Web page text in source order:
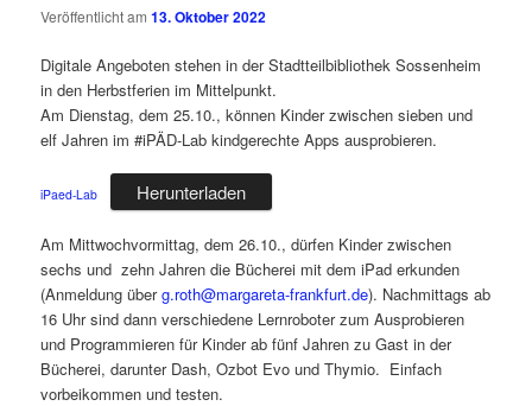
Veröffentlicht am13. Oktober 2022
Digitale Angeboten stehen in der Stadtteilbibliothek Sossenheim
in den Herbstferien im Mittelpunkt.
Am Dienstag, dem 25.10., können Kinder zwischen sieben und
elf Jahren im #iPÄD-Lab kindgerechte Apps ausprobieren.
iPaed-Lab Herunterladen
Am Mittwochvormittag, dem 26.10., dürfen Kinder zwischen
sechs und zehn Jahren die Bücherei mit dem iPad erkunden
(Anmeldung überg.roth@margareta-frankfurt.de). Nachmittags ab
16 Uhr sind dann verschiedene Lernroboter zum Ausprobieren
und Programmieren für Kinder ab fünf Jahren zu Gast in der
Bücherei, darunter Dash, Ozbot Evo und Thymio. Einfach
vorbeikommen und testen.